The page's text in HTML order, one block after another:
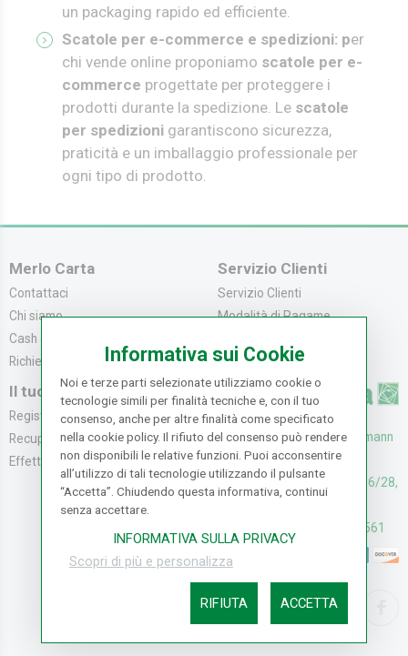
un packaging rapido ed efficiente.
Scatole per e-commerce e spedizioni: per
chi vende online proponiamo scatole per e-
commerce progettate per proteggere i
prodotti durante la spedizione. Le scatole
per spedizioni garantiscono sicurezza,
praticità e un imballaggio professionale per
ogni tipo di prodotto.
Merlo Carta
Contattaci
Chi siamo
Cash & Carry
Richiedi catalogo
Servizio Clienti
Servizio Clienti
Modalità di Pagame...
Resi e Recessi
Il tuo Account
Registrati
Recupera la Passwo...
Effettua un Reso
UFFICI: V. Senna 44/46, Osmann
oro Sesto F.no (FI)
CASH & CARRY: V. Senna 26/28,
Assistenza: (+39) 055374561
Informativa sui Cookie
Noi e terze parti selezionate utilizziamo cookie o
tecnologie simili per finalità tecniche e, con il tuo
consenso, anche per altre finalità come specificato
nella cookie policy. Il rifiuto del consenso può rendere
non disponibili le relative funzioni. Puoi acconsentire
all’utilizzo di tali tecnologie utilizzando il pulsante
“Accetta”. Chiudendo questa informativa, continui
senza accettare.
INFORMATIVA SULLA PRIVACY
Scopri di più e personalizza
RIFIUTA ACCETTA